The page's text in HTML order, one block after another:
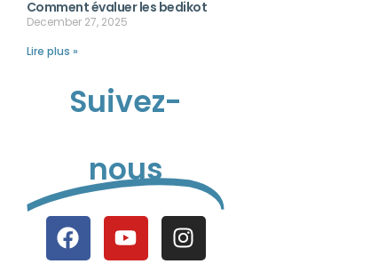
Comment évaluer les bedikot
December 27, 2025
Lire plus »
Suivez-
nous